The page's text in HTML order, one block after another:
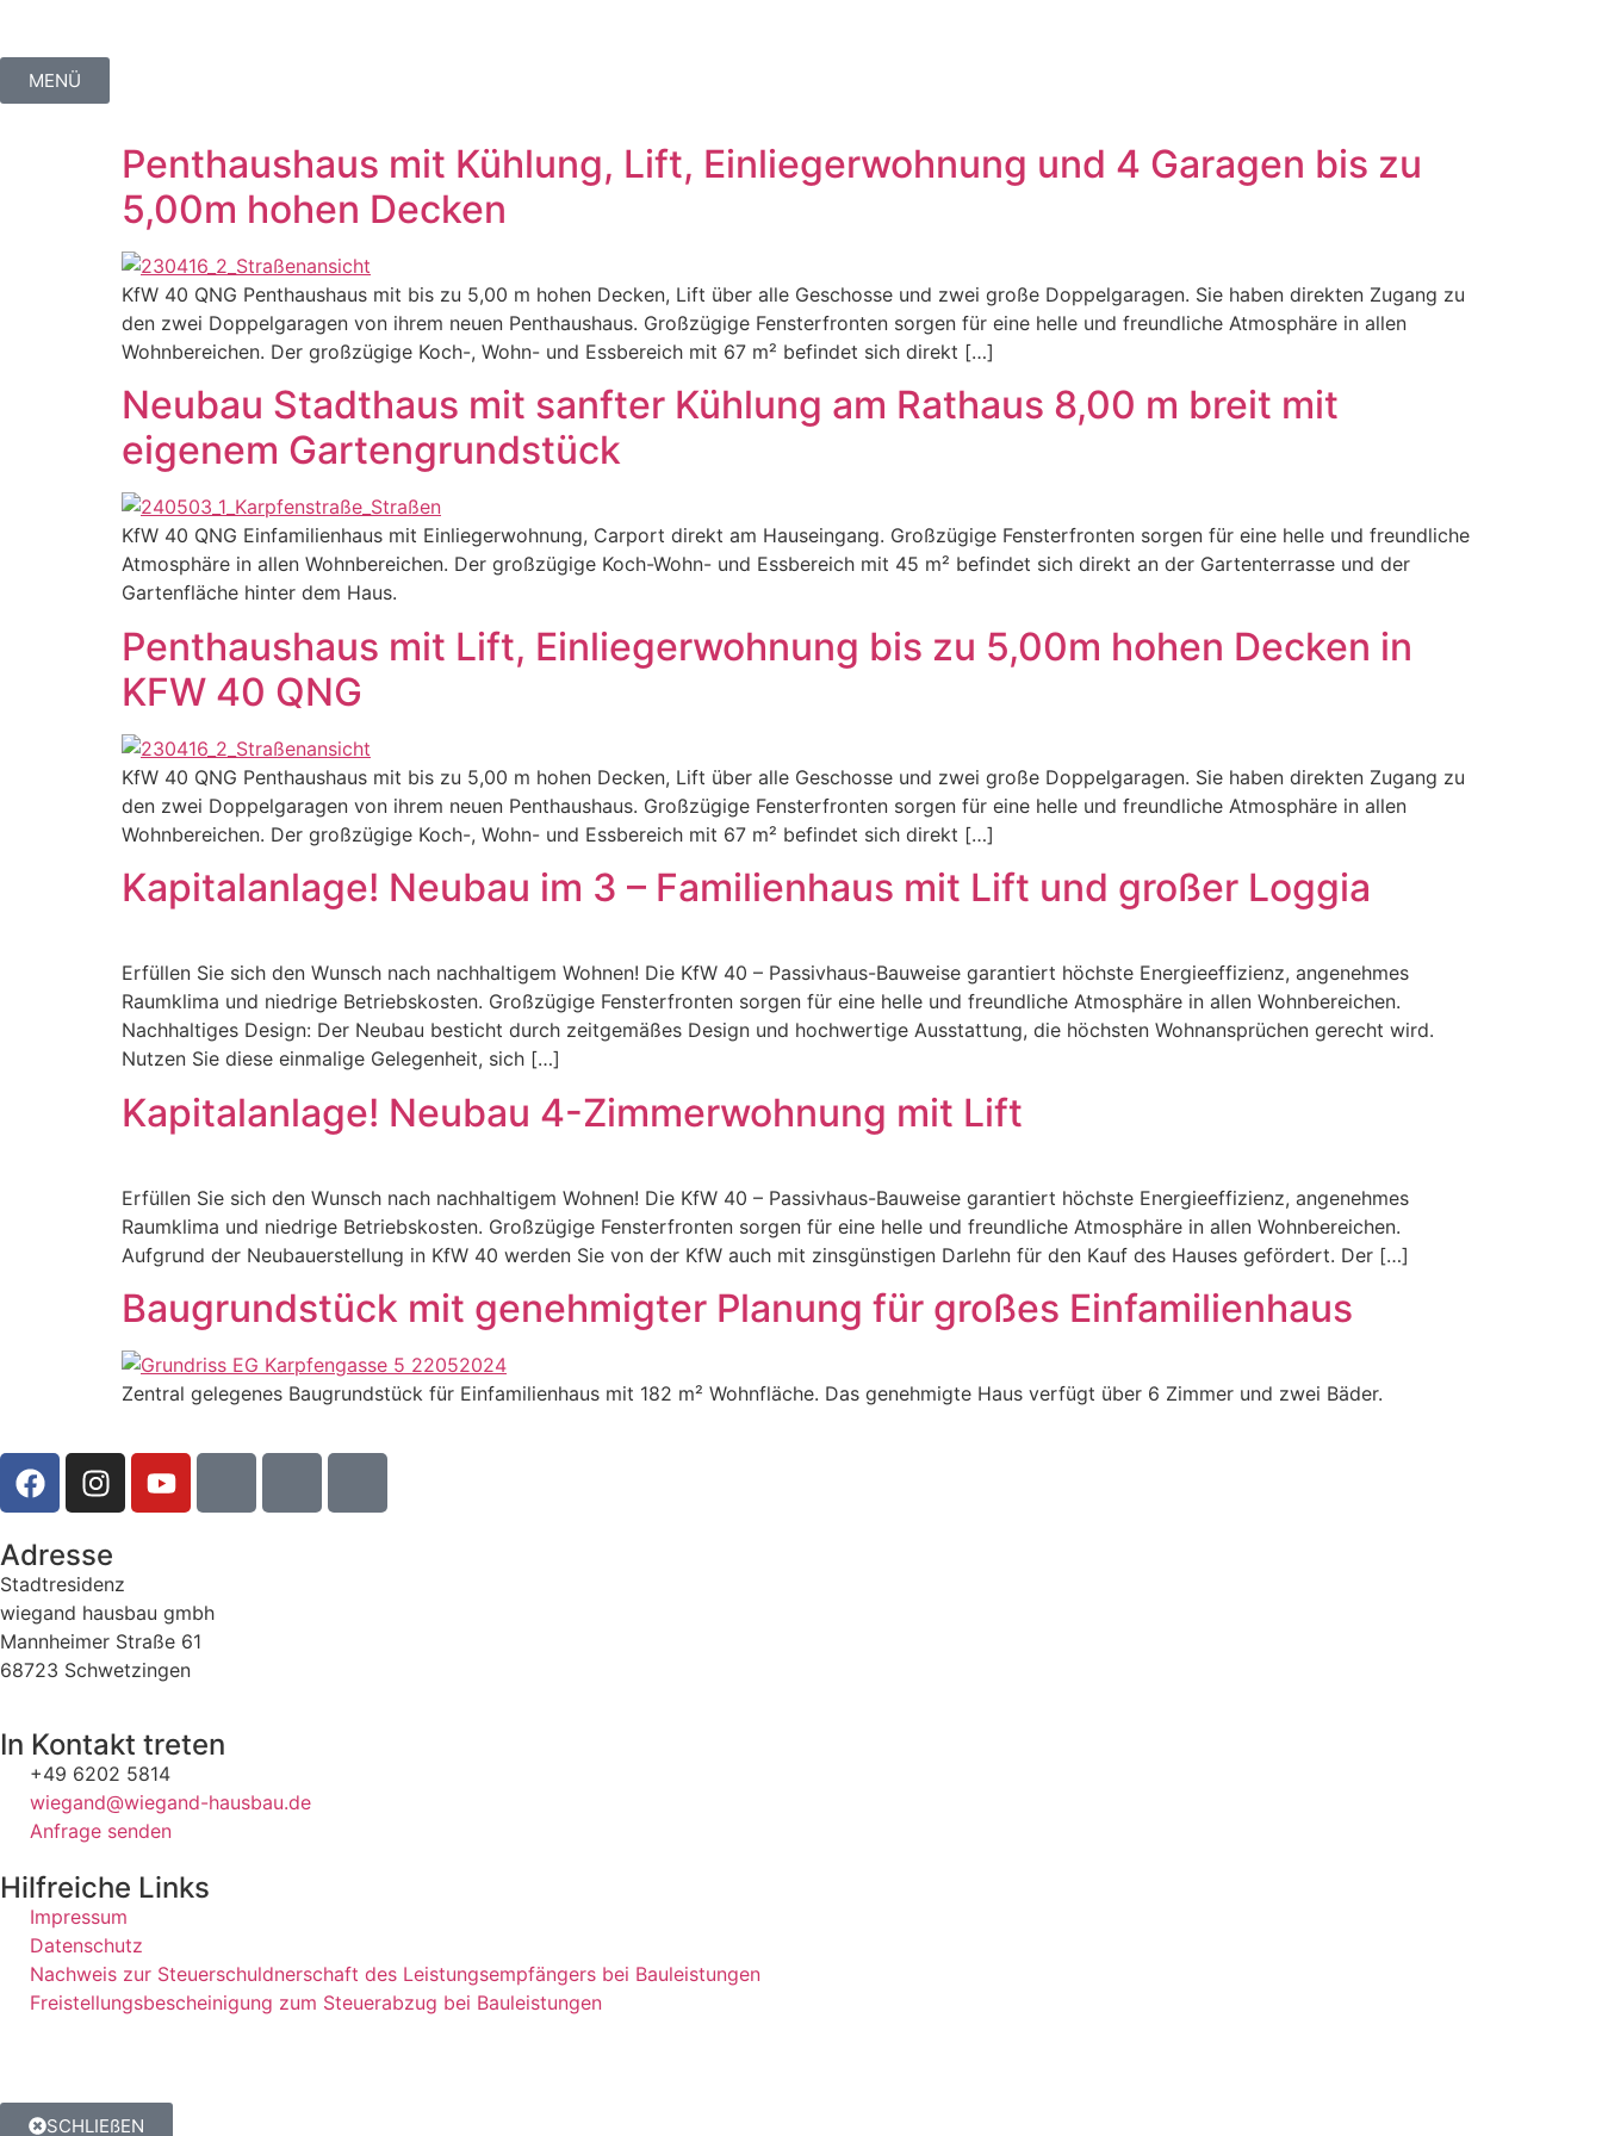
MENÜ
Penthaushaus mit Kühlung, Lift, Einliegerwohnung und 4 Garagen bis zu
5,00m hohen Decken
KfW 40 QNG Penthaushaus mit bis zu 5,00 m hohen Decken, Lift über alle Geschosse und zwei große Doppelgaragen. Sie haben direkten Zugang zu
den zwei Doppelgaragen von ihrem neuen Penthaushaus. Großzügige Fensterfronten sorgen für eine helle und freundliche Atmosphäre in allen
Wohnbereichen. Der großzügige Koch-, Wohn- und Essbereich mit 67 m² befindet sich direkt […]
Neubau Stadthaus mit sanfter Kühlung am Rathaus 8,00 m breit mit
eigenem Gartengrundstück
KfW 40 QNG Einfamilienhaus mit Einliegerwohnung, Carport direkt am Hauseingang. Großzügige Fensterfronten sorgen für eine helle und freundliche
Atmosphäre in allen Wohnbereichen. Der großzügige Koch-Wohn- und Essbereich mit 45 m² befindet sich direkt an der Gartenterrasse und der
Gartenfläche hinter dem Haus.
Penthaushaus mit Lift, Einliegerwohnung bis zu 5,00m hohen Decken in
KFW 40 QNG
KfW 40 QNG Penthaushaus mit bis zu 5,00 m hohen Decken, Lift über alle Geschosse und zwei große Doppelgaragen. Sie haben direkten Zugang zu
den zwei Doppelgaragen von ihrem neuen Penthaushaus. Großzügige Fensterfronten sorgen für eine helle und freundliche Atmosphäre in allen
Wohnbereichen. Der großzügige Koch-, Wohn- und Essbereich mit 67 m² befindet sich direkt […]
Kapitalanlage! Neubau im 3 – Familienhaus mit Lift und großer Loggia
Erfüllen Sie sich den Wunsch nach nachhaltigem Wohnen! Die KfW 40 – Passivhaus-Bauweise garantiert höchste Energieeffizienz, angenehmes
Raumklima und niedrige Betriebskosten. Großzügige Fensterfronten sorgen für eine helle und freundliche Atmosphäre in allen Wohnbereichen.
Nachhaltiges Design: Der Neubau besticht durch zeitgemäßes Design und hochwertige Ausstattung, die höchsten Wohnansprüchen gerecht wird.
Nutzen Sie diese einmalige Gelegenheit, sich […]
Kapitalanlage! Neubau 4-Zimmerwohnung mit Lift
Erfüllen Sie sich den Wunsch nach nachhaltigem Wohnen! Die KfW 40 – Passivhaus-Bauweise garantiert höchste Energieeffizienz, angenehmes
Raumklima und niedrige Betriebskosten. Großzügige Fensterfronten sorgen für eine helle und freundliche Atmosphäre in allen Wohnbereichen.
Aufgrund der Neubauerstellung in KfW 40 werden Sie von der KfW auch mit zinsgünstigen Darlehn für den Kauf des Hauses gefördert. Der […]
Baugrundstück mit genehmigter Planung für großes Einfamilienhaus
Zentral gelegenes Baugrundstück für Einfamilienhaus mit 182 m² Wohnfläche. Das genehmigte Haus verfügt über 6 Zimmer und zwei Bäder.
Adresse
Stadtresidenz
wiegand hausbau gmbh
Mannheimer Straße 61
68723 Schwetzingen
In Kontakt treten
+49 6202 5814
wiegand@wiegand-hausbau.de
Anfrage senden
Hilfreiche Links
Impressum
Datenschutz
Nachweis zur Steuerschuldnerschaft des Leistungsempfängers bei Bauleistungen
Freistellungsbescheinigung zum Steuerabzug bei Bauleistungen
SCHLIEßEN